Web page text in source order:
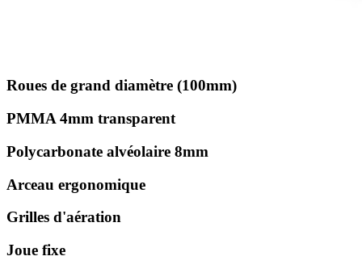
Roues de grand diamètre (100mm)
PMMA 4mm transparent
Polycarbonate alvéolaire 8mm
Arceau ergonomique
Grilles d'aération
Joue fixe